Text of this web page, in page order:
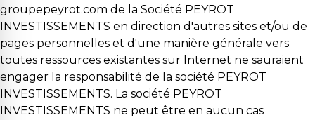
groupepeyrot.com de la Société PEYROT
INVESTISSEMENTS en direction d'autres sites et/ou de
pages personnelles et d'une manière générale vers
toutes ressources existantes sur Internet ne sauraient
engager la responsabilité de la société PEYROT
INVESTISSEMENTS. La société PEYROT
INVESTISSEMENTS ne peut être en aucun cas